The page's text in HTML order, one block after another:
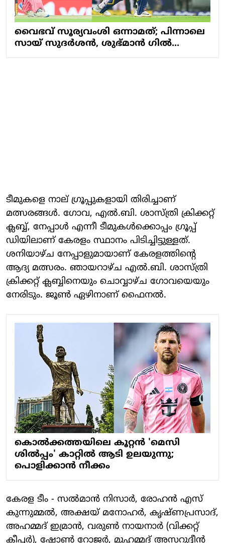
വൈഭവ് സൂര്യവംശി ഒന്നാമത്; പിന്നാലെ
സായ് സുദർശൻ, ശുഭ്മാൻ ​ഗിൽ...
ടീമുകളെ നാല് ​ഗ്രൂപ്പുകളായി തിരിച്ചാണ്
മത്സരങ്ങൾ. ​ഗോവ, എൽ.ബി. ശാസ്ത്രി ക്രിക്കറ്റ്
ക്ലബ്ബ്, നേപ്പാൾ എന്നീ ടീമുകൾക്കൊപ്പം ​ഗ്രൂപ്പ്
ഡിയിലാണ് കേരളം സ്ഥാനം പിടിച്ചിട്ടുള്ളത്.
ശനിയാഴ്ച നേപ്പാളുമായാണ് കേരളത്തിൻ്റെ
ആദ്യ മത്സരം. ഞായറാഴ്ച എൽ.ബി. ശാസ്ത്രി
ക്രിക്കറ്റ് ക്ലബ്ബിനെയും ചൊവ്വാഴ്ച ​ഗോവയെയും
നേരിടും. ജൂൺ ഏഴിനാണ് ഫൈനൽ.
കൊൽക്കത്തയിലെ കൂറ്റൻ 'മെസി
ശിൽപ്പം' കാറ്റിൽ ആടി ഉലയുന്നു;
പൊളിക്കാൻ നീക്കം
കേരള ടീം - സൽമാൻ നിസാർ, രോഹൻ എസ്
കുന്നുമ്മൽ, അക്ഷയ് മനോഹർ, കൃഷ്ണപ്രസാദ്,
അഹമ്മദ് ഇമ്രാൻ, വരുൺ നായനാർ (വിക്കറ്റ്
കീപ്പർ), ഷോൺ റോജർ, മുഹമ്മദ് അസറുദ്ദീൻ